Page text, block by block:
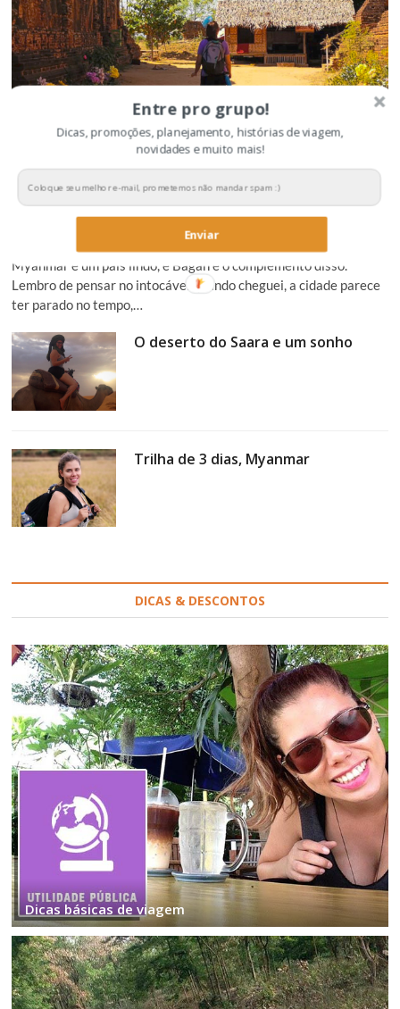
Bagan, Myanmar – Entre um lado e o outro
Myanmar é um país lindo, e Bagan é o complemento disso.
Lembro de pensar no intocável quando cheguei, a cidade parece
ter parado no tempo,…
O deserto do Saara e um sonho
Trilha de 3 dias, Myanmar
DICAS & DESCONTOS
Dicas básicas de viagem
Entre pro grupo!
Dicas, promoções, planejamento, histórias de viagem,
novidades e muito mais!
Enviar